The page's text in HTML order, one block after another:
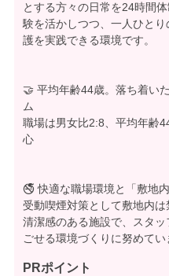
とする方々の日常を24時間
験を活かしつつ、一人ひと
護を実践できる環境です。
🤝 平均年齢44歳。落ち着い
ム
職場は男女比2:8、平均年齢
心
🚭 快適な職場環境と「敷地
受動喫煙対策として敷地内は
清潔感のある施設で、スタ
ごせる環境づくりに努めてい
PRポイント